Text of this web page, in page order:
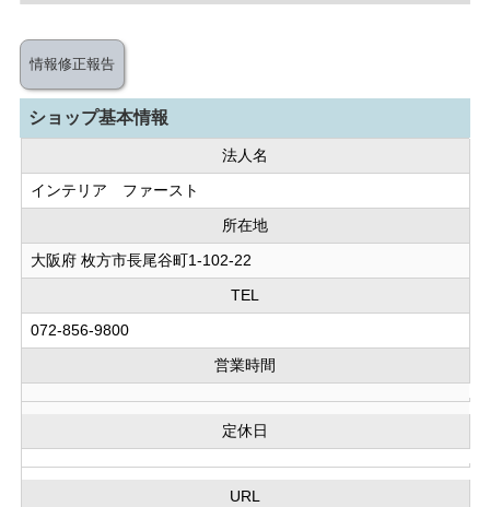
情報修正報告
ショップ基本情報
法人名
インテリア ファースト
所在地
大阪府 枚方市長尾谷町1-102-22
TEL
072-856-9800
営業時間
定休日
URL